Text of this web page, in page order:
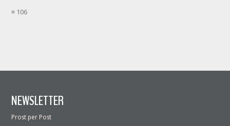
¤ 106
NEWSLETTER
Prost per Post